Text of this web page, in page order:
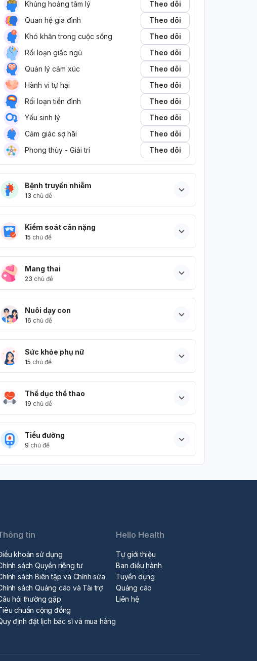
Khủng hoảng tâm lý
Theo dõi
Quan hệ gia đình
Theo dõi
Khó khăn trong cuộc sống
Theo dõi
Rối loạn giấc ngủ
Theo dõi
Quản lý cảm xúc
Theo dõi
Hành vi tự hại
Theo dõi
Rối loạn tiền đình
Theo dõi
Yếu sinh lý
Theo dõi
Cảm giác sợ hãi
Theo dõi
Phong thủy - Giải trí
Theo dõi
Bệnh truyền nhiễm
13 chủ đề
Kiểm soát cân nặng
15 chủ đề
Mang thai
23 chủ đề
Nuôi dạy con
16 chủ đề
Sức khỏe phụ nữ
15 chủ đề
Thể dục thể thao
19 chủ đề
Tiểu đường
9 chủ đề
tin
khoản sử dụng
sách Quyền riêng tư
sách Biên tập và Chỉnh sửa
sách Quảng cáo và Tài trợ
hỏi thường gặp
chuẩn cộng đồng
định đặt lịch bác sĩ và mua hàng
Hello Health
Tự giới thiệu
Ban điều hành
Tuyển dụng
Quảng cáo
Liên hệ